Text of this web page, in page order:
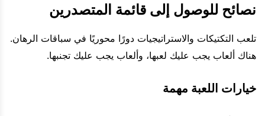
نصائح للوصول إلى قائمة المتصدرين
تلعب التكتيكات والاستراتيجيات دورًا محوريًا في سباقات الرهان.
هناك ألعاب يجب عليك لعبها، وألعاب يجب عليك تجنبها.
خيارات اللعبة مهمة